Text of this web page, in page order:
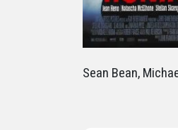
Sean Bean,